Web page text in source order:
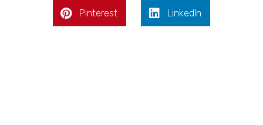
Pinterest LinkedIn